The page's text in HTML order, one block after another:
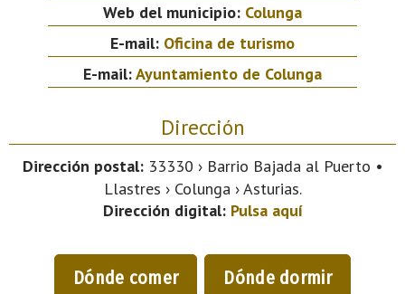
Web del municipio: Colunga
E-mail: Oficina de turismo
E-mail:Ayuntamiento de Colunga
Dirección
Dirección postal:33330 › Barrio Bajada al Puerto •
Llastres › Colunga › Asturias.
Dirección digital: Pulsa aquí
Dónde comer Dónde dormir